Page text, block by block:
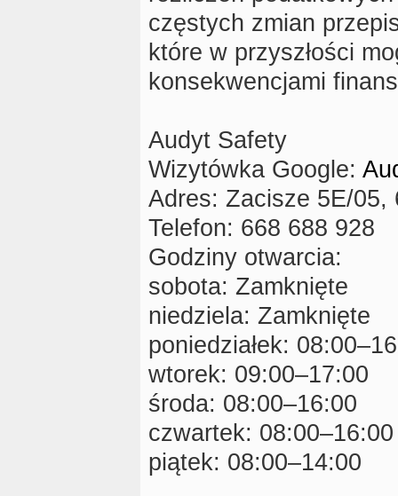
częstych zmian
które w przyszłości
konsekwencjami
Audyt Safety
Wizytówka Google:
Adres: Zacisze 5E/05,
Telefon: 668 688 928
Godziny otwarcia:
sobota: Zamknięte
niedziela: Zamknięte
poniedziałek:
wtorek: 09:00–17:00
środa: 08:00–16:00
czwartek: 08:00–16:00
piątek: 08:00–14:00